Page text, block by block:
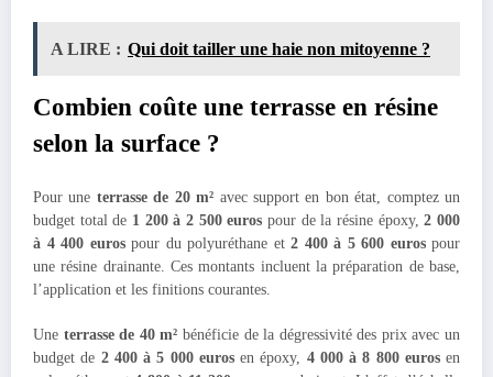
A LIRE : Qui doit tailler une haie non mitoyenne ?
Combien coûte une terrasse en résine
selon la surface ?
Pour une terrasse de 20 m² avec support en bon état, comptez un
budget total de 1 200 à 2 500 euros pour de la résine époxy,2 000
à 4 400 eurospour du polyuréthane et 2 400 à 5 600 eurospour
une résine drainante. Ces montants incluent la préparation de base,
l’application et les finitions courantes.
Une terrasse de 40 m² bénéficie de la dégressivité des prix avec un
budget de 2 400 à 5 000 eurosen époxy, 4 000 à 8 800 eurosen